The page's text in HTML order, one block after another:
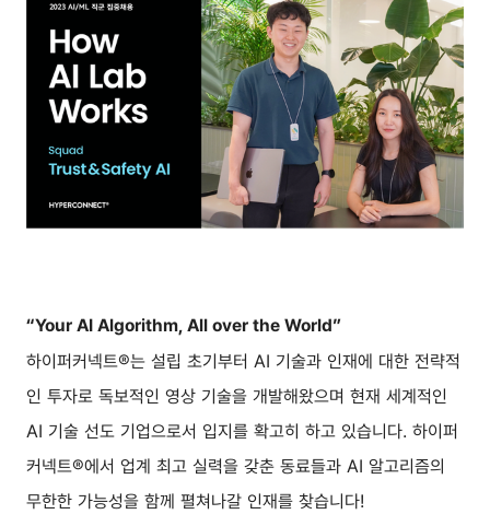
“Your AI Algorithm, All over the World”
하이퍼커넥트®는 설립 초기부터 AI 기술과 인재에 대한 전략적
인 투자로 독보적인 영상 기술을 개발해왔으며 현재 세계적인
AI 기술 선도 기업으로서 입지를 확고히 하고 있습니다. 하이퍼
커넥트®에서 업계 최고 실력을 갖춘 동료들과 AI 알고리즘의
무한한 가능성을 함께 펼쳐나갈 인재를 찾습니다!